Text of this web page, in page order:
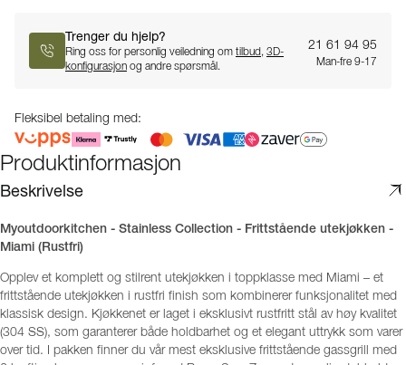
Trenger du hjelp?
Ring oss for personlig veiledning om tilbud, 3D-
konfigurasjon og andre spørsmål.
21 61 94 95
Man-fre 9-17
Fleksibel betaling med:
Produktinformasjon
Beskrivelse
Myoutdoorkitchen - Stainless Collection - Frittstående utekjøkken -
Miami (Rustfri)
Opplev et komplett og stilrent utekjøkken i toppklasse med Miami – et
frittstående utekjøkken i rustfri finish som kombinerer funksjonalitet med
klassisk design. Kjøkkenet er laget i eksklusivt rustfritt stål av høy kvalitet
(304 SS), som garanterer både holdbarhet og et elegant uttrykk som varer
over tid. I pakken finner du vår mest eksklusive frittstående gassgrill med